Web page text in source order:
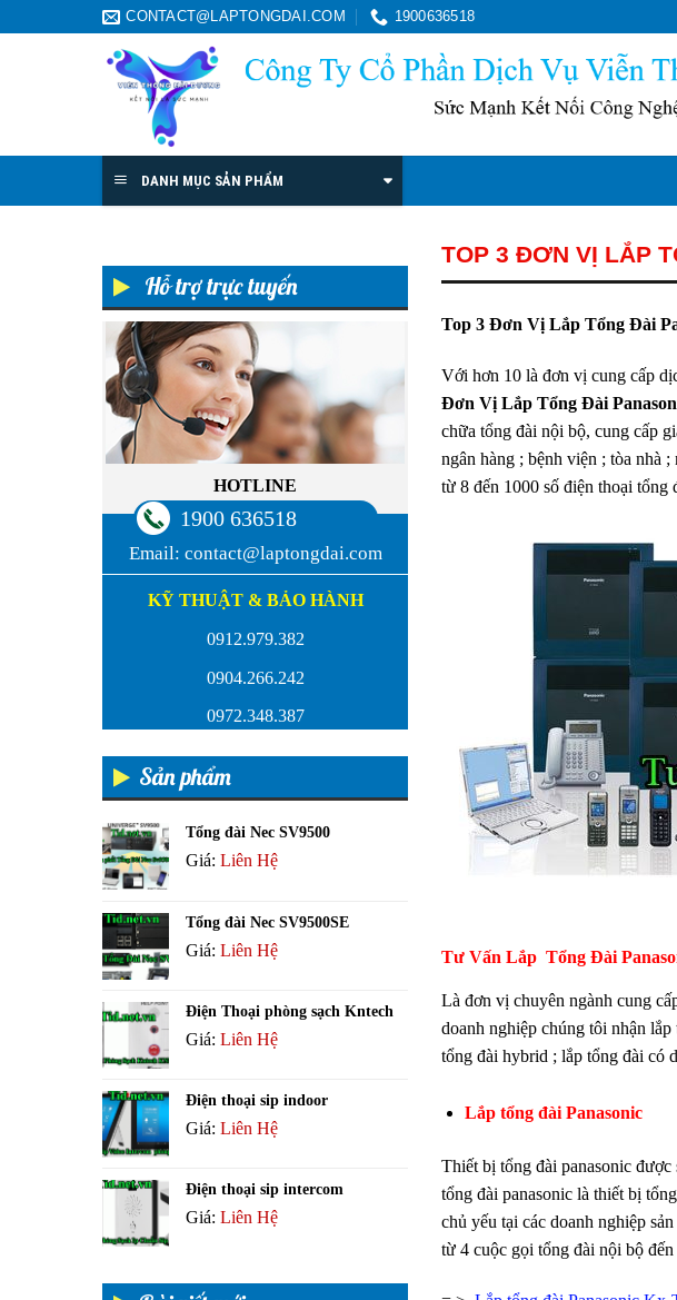
CONTACT@LAPTONGDAI.COM 1900636518
DANH MỤC SẢN PHẨM
Hỗ trợ trực tuyến
HOTLINE
1900 636518
Email: contact@laptongdai.com
KỸ THUẬT & BẢO HÀNH
0912.979.382
0904.266.242
0972.348.387
Sản phẩm
Tổng đài Nec SV9500
Giá: Liên Hệ
Tổng đài Nec SV9500SE
Giá: Liên Hệ
Điện Thoại phòng sạch Kntech
Giá: Liên Hệ
Điện thoại sip indoor
Giá: Liên Hệ
Điện thoại sip intercom
Giá: Liên Hệ
TOP 3 ĐƠN VỊ LẮP
Top 3 Đơn Vị Lắp Tổng Đài
Với hơn 10 là đơn vị cung cấp
Đơn Vị Lắp Tổng Đài
chữa tổng đài nội bộ, cung cấp
ngân hàng ; bệnh viện ; tòa nhà
từ 8 đến 1000 số điện thoại tổng
Tư Vấn Lắp Tổng Đài
Là đơn vị chuyên ngành cung
doanh nghiệp chúng tôi nhận
tổng đài hybrid ; lắp tổng đài có
Lắp tổng đài Panasonic
Thiết bị tổng đài panasonic
tổng đài panasonic là thiết bị
chủ yếu tại các doanh nghiệp
từ 4 cuộc gọi tổng đài nội bộ